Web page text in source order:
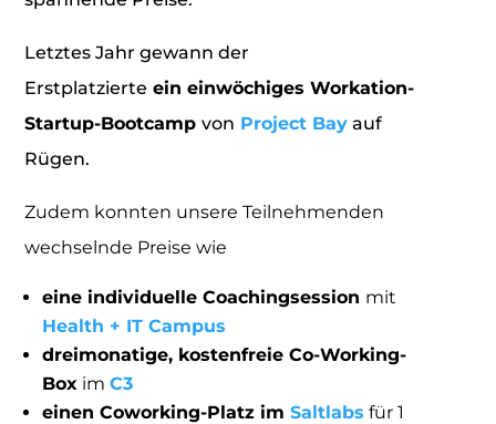
Letztes Jahr gewann der
Erstplatzierte ein einwöchiges Workation-
Startup-Bootcampvon Project Bay auf
Rügen.
Zudem konnten unsere Teilnehmenden
wechselnde Preise wie
eine individuelle Coachingsession mit
Health + IT Campus
dreimonatige, kostenfreie Co-Working-
Box imC3
einen Coworking-Platz imSaltlabs für 1